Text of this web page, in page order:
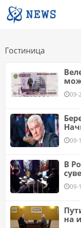
Гостиница
09-
09-
В
09-
на